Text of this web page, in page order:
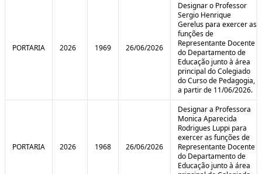
PORTARIA 2026 1969 26/06/2026
Designar o Professor
Sergio Henrique
Gerelus para exercer as
funções de
Representante Docente
do Departamento de
Educação junto à área
principal do Colegiado
do Curso de Pedagogia,
a partir de 11/06/2026.
PORTARIA 2026 1968 26/06/2026
Designar a Professora
Monica Aparecida
Rodrigues Luppi para
exercer as funções de
Representante Docente
do Departamento de
Educação junto à área